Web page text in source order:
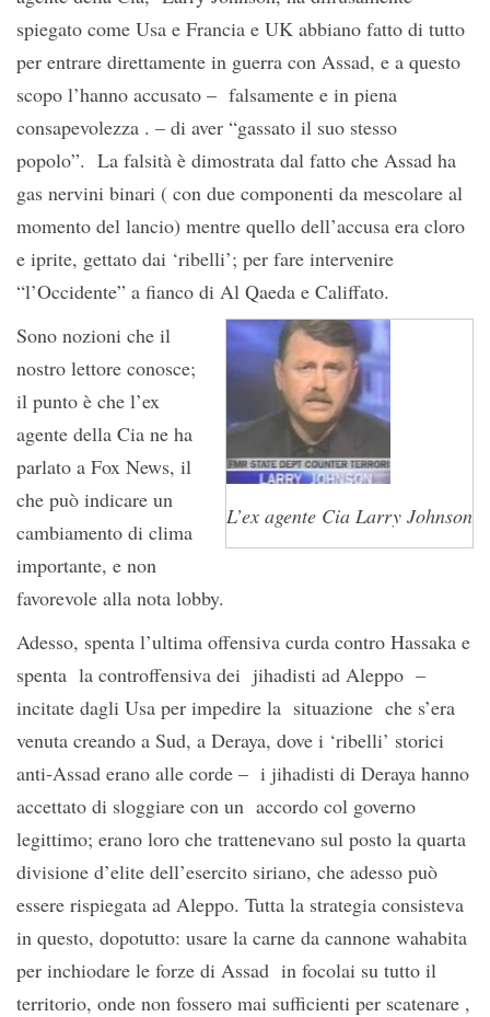
spiegato come Usa e Francia e UK abbiano fatto di tutto
per entrare direttamente in guerra con Assad, e a questo
scopo l’hanno accusato – falsamente e in piena
consapevolezza . – di aver “gassato il suo stesso
popolo”. La falsità è dimostrata dal fatto che Assad ha
gas nervini binari ( con due componenti da mescolare al
momento del lancio) mentre quello dell’accusa era cloro
e iprite, gettato dai ‘ribelli’; per fare intervenire
“l’Occidente” a fianco di Al Qaeda e Califfato.
L’ex agente Cia Larry Johnson
Sono nozioni che il
nostro lettore conosce;
il punto è che l’ex
agente della Cia ne ha
parlato a Fox News, il
che può indicare un
cambiamento di clima
importante, e non
favorevole alla nota lobby.
Adesso, spenta l’ultima offensiva curda contro Hassaka e
spenta la controffensiva dei jihadisti ad Aleppo –
incitate dagli Usa per impedire la situazione che s’era
venuta creando a Sud, a Deraya, dove i ‘ribelli’ storici
anti-Assad erano alle corde – i jihadisti di Deraya hanno
accettato di sloggiare con un accordo col governo
legittimo; erano loro che trattenevano sul posto la quarta
divisione d’elite dell’esercito siriano, che adesso può
essere rispiegata ad Aleppo. Tutta la strategia consisteva
in questo, dopotutto: usare la carne da cannone wahabita
per inchiodare le forze di Assad in focolai su tutto il
territorio, onde non fossero mai sufficienti per scatenare ,